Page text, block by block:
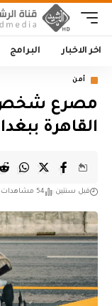
اخر الاخبار البرامج
أمن
مصرع شخص
القاهرة
قبل سنتين 54 مشاهدات